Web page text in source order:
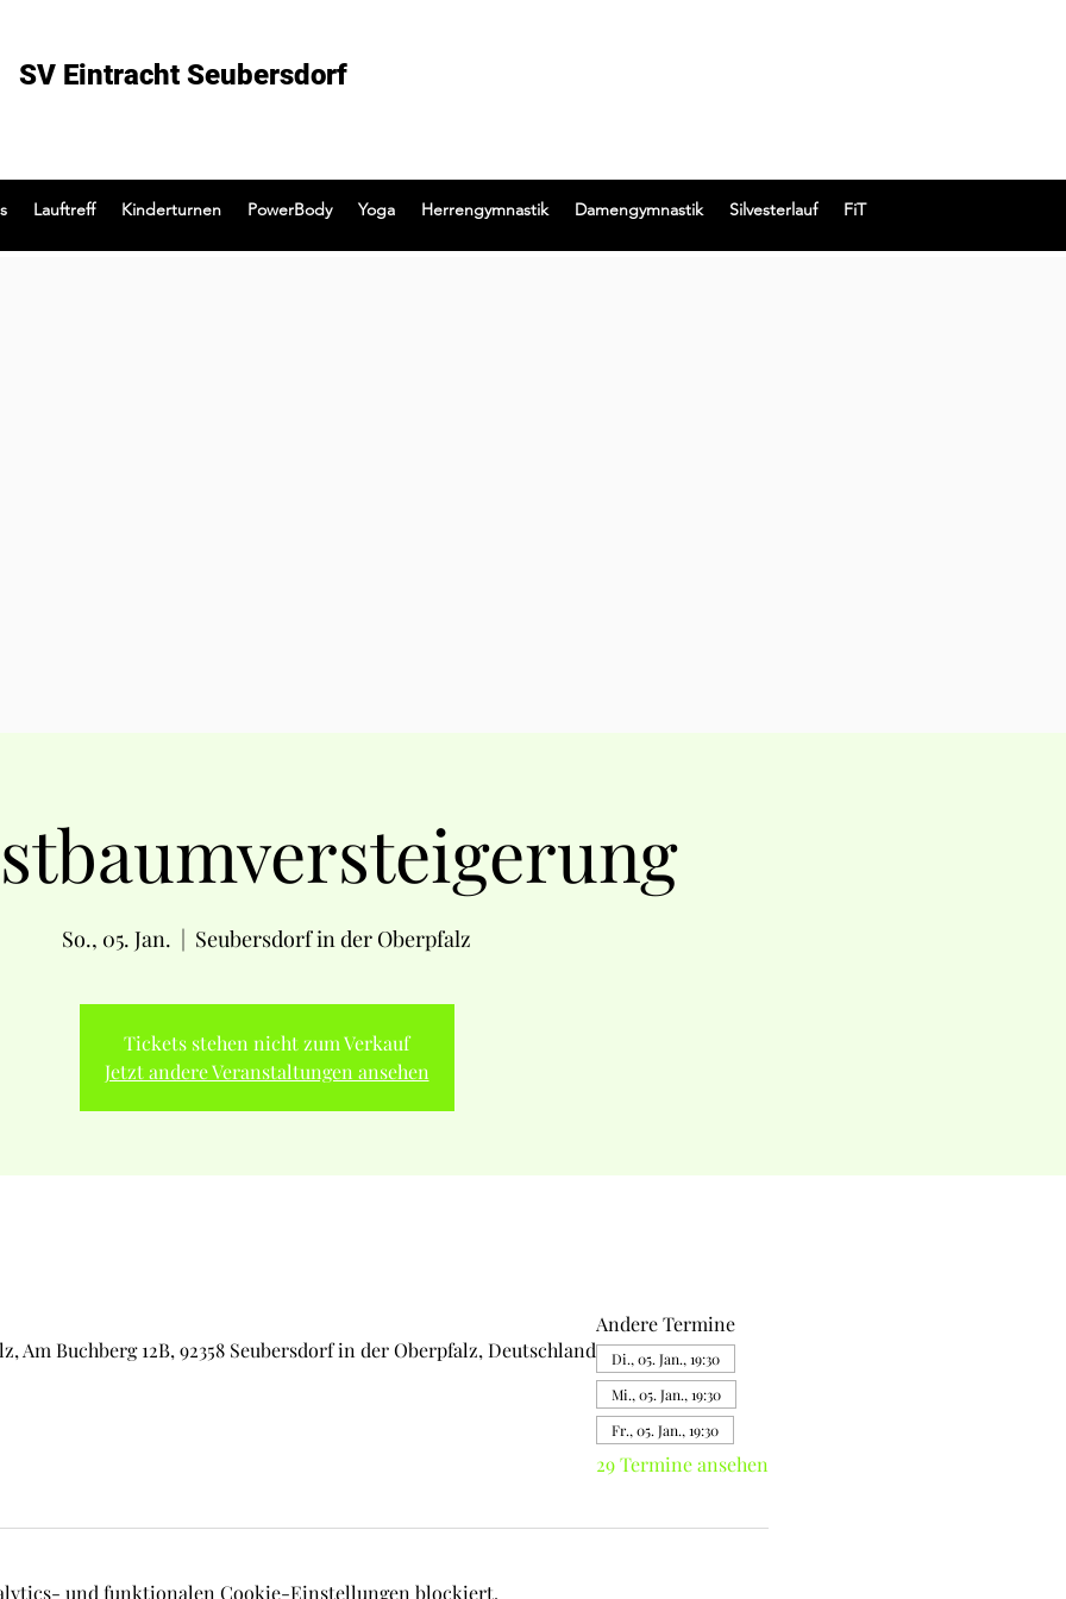
SV Eintracht Seubersdorf
Lauftreff Kinderturnen PowerBody Yoga Herrengymnastik Damengymnastik Silvesterlauf FiT
So., 05. Jan.
  |
Seubersdorf in der Oberpfalz
Tickets stehen nicht zum Verkauf
Jetzt andere Veranstaltungen ansehen
Am Buchberg 12B, 92358 Seubersdorf in der Oberpfalz, Deutschland
Andere Termine
Di., 05. Jan., 19:30
Mi., 05. Jan., 19:30
Fr., 05. Jan., 19:30
29 Termine ansehen
und funktionalen Cookie-Einstellungen blockiert.